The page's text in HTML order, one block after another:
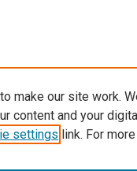
make our site work.
content and your
settings link. For